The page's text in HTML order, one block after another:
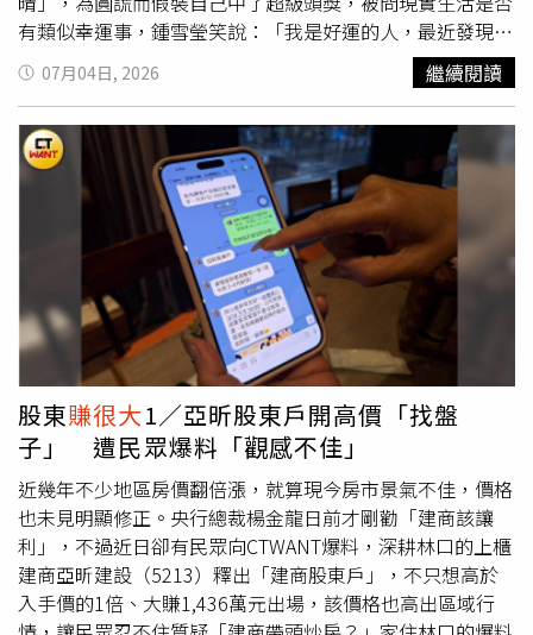
有類似幸運事，鍾雪瑩笑說：「我是好運的人，最近發現我
的好運可以傳給其他人，例如去抽盲盒的地方會幫忙苦惱的
少女抽，通常都會中到她們想要的，有共享幸運的超能
力！」《金多寶》以農曆新年一場陰錯陽差的六合彩風波為
引，祖母堅持多年的幸運號碼終於中頭獎，卻因迷糊孫女錯
過下注，情急之下聯手電影片場同事，上演「假中獎」戲
碼，借來豪宅讓一家人歡喜入住，連多年的家族心結也有了
轉機。該片集聚金燕玲、古天樂與許冠文等多位重量級演
員，鍾雪瑩坦言以前就很喜歡金燕玲，這次演出祖孫很高
興：「雖然我們是一部開心賀歲片，但其實是關於失智症的
故事，看著金燕玲演出從記得到記不得的過程，能在現場能
近距離看前輩神級飆戲，真的覺得自己賺很大 ！」導演翁子
光以《踏血尋梅》、《風再起時》等沉鬱美學作品廣為人
知，首度挑戰賀歲喜劇，片場氣氛與以往截然不同，鍾雪瑩
透露：「我演的角色就是翁導演本人，一個喜歡拍片的人，
所以現場模仿的就是他，每天都看著他、觀察他，邊演邊告
訴自己我是翁子光。」台灣觀眾過去熟悉鍾雪瑩在《填詞
L》、《看我今天怎麼說》中內斂演技，此次轉戰快節奏喜
劇，需在短時間內大哭大笑，現場還有小孩跟狗，她說：
「我沒試過這麼多人一起拍喜劇，很多不可控的元素，但我
們的狗第三天就聽得懂Action，也是幸運的一部分。」她與
07月04日, 2026 繼續閱讀
股東賺很大1／亞昕股東戶開高價「找盤
子」 遭民眾爆料「觀感不佳」
近幾年不少地區房價翻倍漲，就算現今房市景氣不佳，價格
也未見明顯修正。央行總裁楊金龍日前才剛勸「建商該讓
利」，不過近日卻有民眾向CTWANT爆料，深耕林口的上櫃
建商亞昕建設（5213）釋出「建商股東戶」，不只想高於
入手價的1倍、大賺1,436萬元出場，該價格也高出區域行